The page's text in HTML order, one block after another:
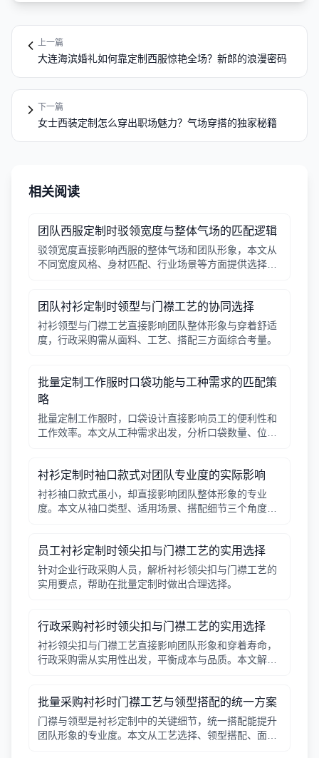
上一篇
大连海滨婚礼如何靠定制西服惊艳全场？新郎的浪漫密码
下一篇
女士西装定制怎么穿出职场魅力？气场穿搭的独家秘籍
相关阅读
团队西服定制时驳领宽度与整体气场的匹配逻辑
驳领宽度直接影响西服的整体气场和团队形象，本文从
不同宽度风格、身材匹配、行业场景等方面提供选择逻
团队衬衫定制时领型与门襟工艺的协同选择
衬衫领型与门襟工艺直接影响团队整体形象与穿着舒适
度，行政采购需从面料、工艺、搭配三方面综合考量。
批量定制工作服时口袋功能与工种需求的匹配策
略
批量定制工作服时，口袋设计直接影响员工的便利性和
工作效率。本文从工种需求出发，分析口袋数量、位
衬衫定制时袖口款式对团队专业度的实际影响
衬衫袖口款式虽小，却直接影响团队整体形象的专业
度。本文从袖口类型、适用场景、搭配细节三个角度，
员工衬衫定制时领尖扣与门襟工艺的实用选择
针对企业行政采购人员，解析衬衫领尖扣与门襟工艺的
实用要点，帮助在批量定制时做出合理选择。
行政采购衬衫时领尖扣与门襟工艺的实用选择
衬衫领尖扣与门襟工艺直接影响团队形象和穿着寿命，
行政采购需从实用性出发，平衡成本与品质。本文解析
批量采购衬衫时门襟工艺与领型搭配的统一方案
门襟与领型是衬衫定制中的关键细节，统一搭配能提升
团队形象的专业度。本文从工艺选择、领型搭配、面料